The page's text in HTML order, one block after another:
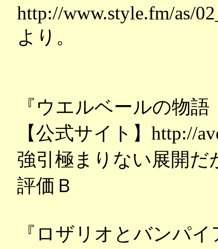
http://www.style.fm/as/
より。
『ウエルベールの物
【公式サイト】http://
強引極まりない展開
評価Ｂ
『ロザリオとバンパイ